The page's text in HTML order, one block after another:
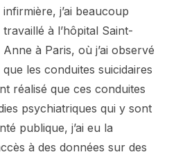
infirmière, j’ai beaucoup
travaillé à l’hôpital Saint-
Anne à Paris, où j’ai observé
que les conduites suicidaires
réalisé que ces conduites
psychiatriques qui y sont
publique, j’ai eu la
à des données sur des